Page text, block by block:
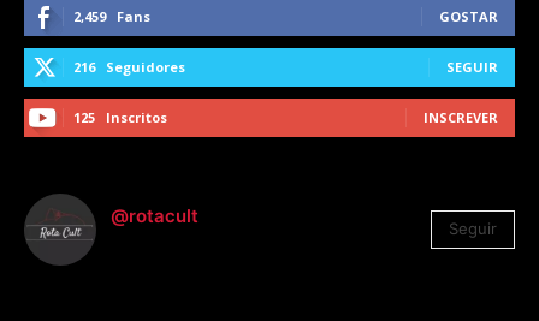
2,459 Fans GOSTAR
216 Seguidores SEGUIR
125 Inscritos INSCREVER
@rotacult
Seguir